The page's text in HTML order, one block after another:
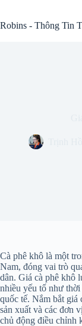
content
Robins - Thông Tin
Cà phê khô là một
Nam, đóng vai trò
dân. Giá cà phê khô
nhiều yếu tố như
quốc tế. Nắm bắt giá
sản xuất và các đơn
chủ động điều chỉnh